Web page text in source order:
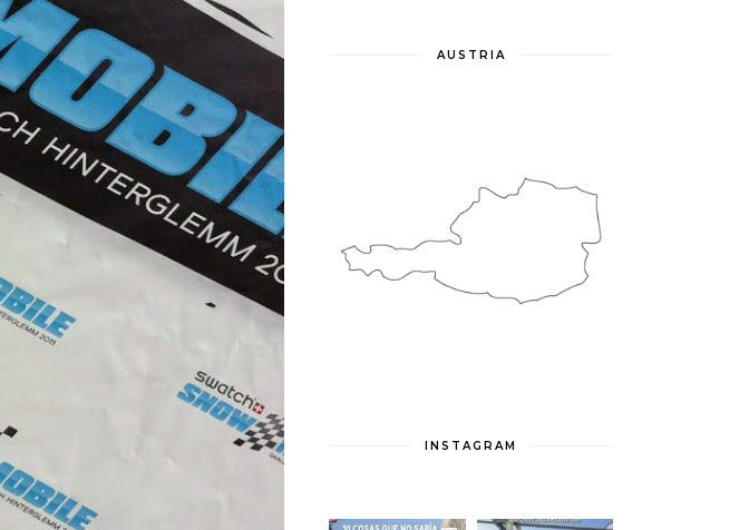
AUSTRIA
INSTAGRAM